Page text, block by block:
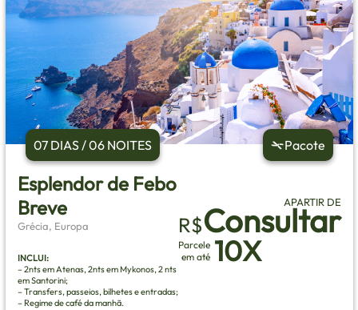
07 DIAS / 06 NOITES Pacote
Esplendor de Febo
Breve
Grécia, Europa
INCLUI:
– 2nts em Atenas, 2nts em Mykonos, 2 nts
em Santorini;
– Transfers, passeios, bilhetes e entradas;
– Regime de café da manhã.
APARTIR DE
R$Consultar
Parcele
em até 10X